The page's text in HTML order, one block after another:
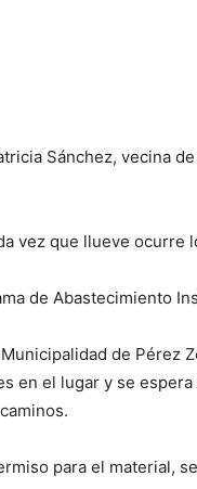
Sánchez, vecina
vez que llueve ocurre
de Abastecimiento
de Pérez
en el lugar y se
para el material,